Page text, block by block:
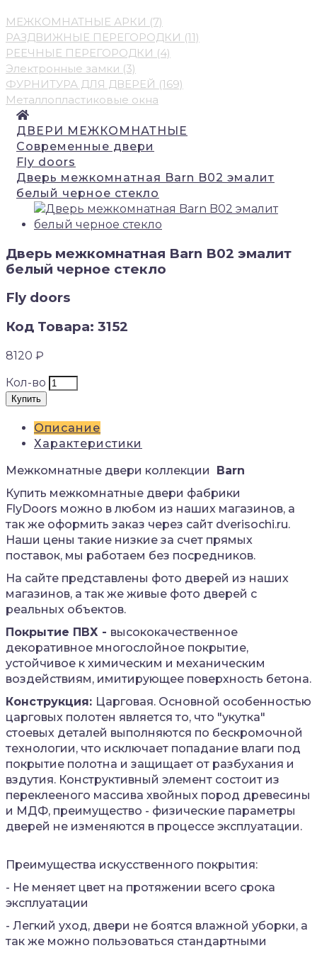
МЕЖКОМНАТНЫЕ АРКИ (7)
РАЗДВИЖНЫЕ ПЕРЕГОРОДКИ (11)
РЕЕЧНЫЕ ПЕРЕГОРОДКИ (4)
Электронные замки (3)
ФУРНИТУРА ДЛЯ ДВЕРЕЙ (169)
Металлопластиковые окна
ДВЕРИ МЕЖКОМНАТНЫЕ
Современные двери
Fly doors
Дверь межкомнатная Barn B02 эмалит
белый черное стекло
Дверь межкомнатная Barn B02 эмалит
белый черное стекло
Fly doors
Код Товара: 3152
8120 ₽
Кол-во
Купить
Описание
Характеристики
Межкомнатные двери коллекции
Barn
Купить межкомнатные двери фабрики
FlyDoors можно в любом из наших магазинов, а
так же оформить заказ через сайт dverisochi.ru.
Наши цены такие низкие за счет прямых
поставок, мы работаем без посредников.
На сайте представлены фото дверей из наших
магазинов, а так же живые фото дверей с
реальных объектов.
Покрытие ПВХ - высококачественное
декоративное многослойное покрытие,
устойчивое к химическим и механическим
воздействиям, имитирующее поверхность бетона.
Конструкция: Царговая. Основной особенностью
царговых полотен является то, что "укутка"
стоевых деталей выполняются по бескромочной
технологии, что исключает попадание влаги под
покрытие полотна и защищает от разбухания и
вздутия. Конструктивный элемент состоит из
переклееного массива хвойных пород древесины
и МДФ, преимущество - физические параметры
дверей не изменяются в процессе эксплуатации.
Преимущества искусственного покрытия:
- Не меняет цвет на протяжении всего срока
эксплуатации
- Легкий уход, двери не боятся влажной уборки, а
так же можно пользоваться стандартными